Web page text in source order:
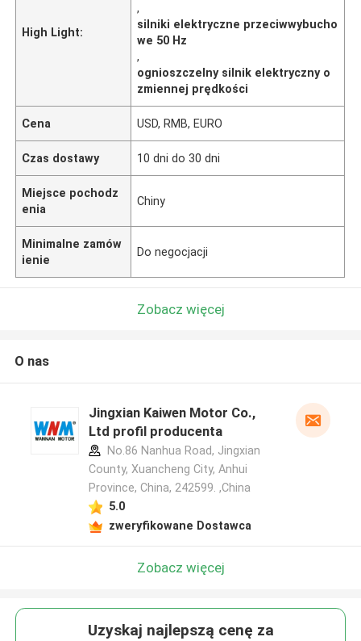
High Light:
,
silniki elektryczne przeciwwybucho
we 50 Hz
,
ognioszczelny silnik elektryczny o
zmiennej prędkości
Cena USD, RMB, EURO
Czas dostawy 10 dni do 30 dni
Miejsce pochodz
enia
Chiny
Minimalne zamów
ienie
Do negocjacji
Zobacz więcej
O nas
Jingxian Kaiwen Motor Co.,
Ltd profil producenta
No.86 Nanhua Road, Jingxian
County, Xuancheng City, Anhui
Province, China, 242599. ,China
5.0
zweryfikowane Dostawca
Zobacz więcej
Uzyskaj najlepszą cenę za